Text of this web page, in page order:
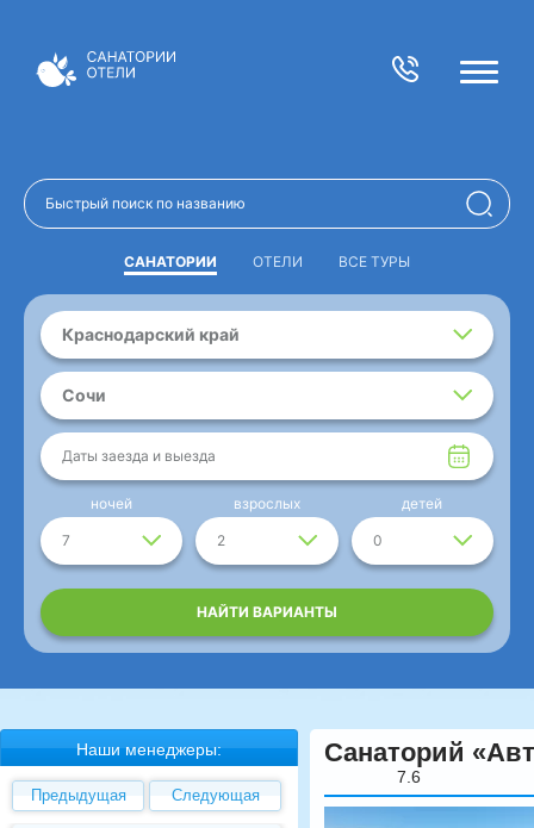
САНАТОРИИ ОТЕЛИ ВСЕ ТУРЫ
Краснодарский край
Сочи
Даты заезда и выезда
7
ночей
2
взрослых
0
детей
НАЙТИ ВАРИАНТЫ
Наши менеджеры:
Предыдущая Следующая
Санаторий
7.6